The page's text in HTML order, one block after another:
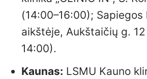
(14:00–16:00); Sapiegos
aikštėje, Aukštaičių g.
14:00).
Kaunas: LSMU Kauno